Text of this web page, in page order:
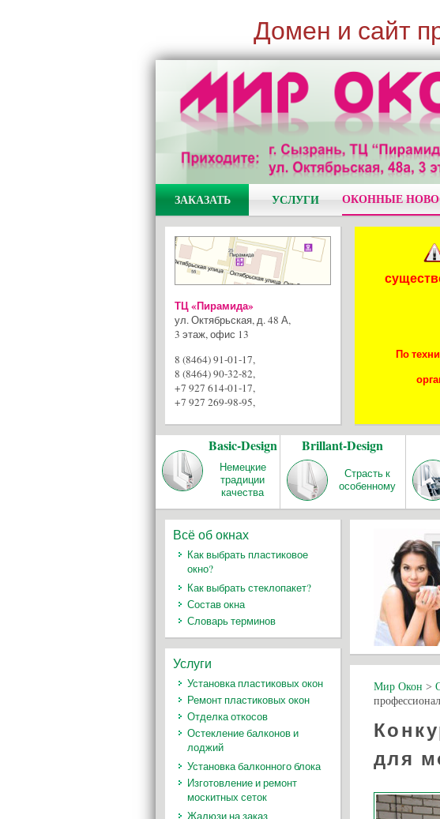
Домен и сайт
ЗАКАЗАТЬ УСЛУГИ ОКОННЫЕ
ТЦ «Пирамида»
ул. Октябрьская, д. 48 А,
3 этаж, офис 13
8 (8464) 91-01-17,
8 (8464) 90-32-82,
+7 927 614-01-17,
+7 927 269-98-95,
По
Basic-Design
Немецкие
традиции
качества
Brillant-Design
Страсть к
особенному
Мир Окон >
для
Всё об окнах
Как выбрать пластиковое
окно?
Как выбрать стеклопакет?
Состав окна
Словарь терминов
Услуги
Установка пластиковых окон
Ремонт пластиковых окон
Отделка откосов
Остекление балконов и
лоджий
Установка балконного блока
Изготовление и ремонт
москитных сеток
Жалюзи на заказ